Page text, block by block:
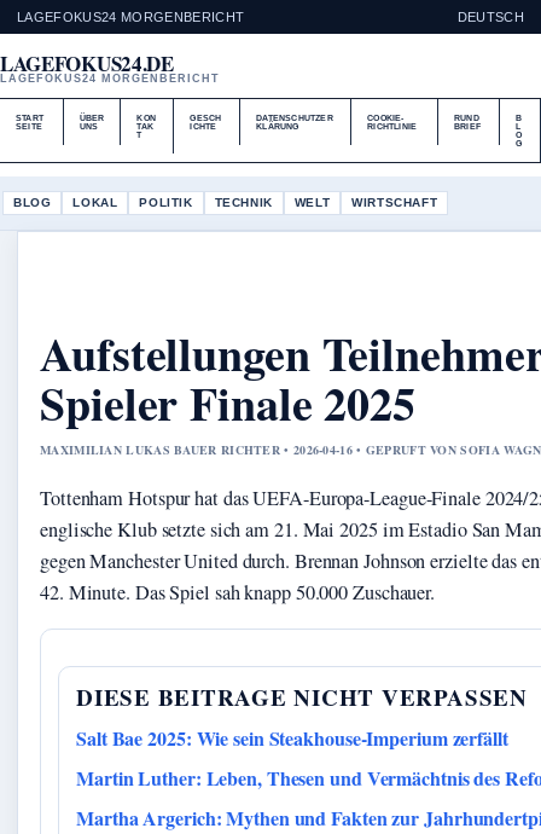
LAGEFOKUS24 MORGENBERICHT DEUTSCH
LAGEFOKUS24.DE
LAGEFOKUS24 MORGENBERICHT
START
SEITE
ÜBER
UNS
KON
TAK
T
GESCH
ICHTE
DATENSCHUTZER
KLÄRUNG
COOKIE-
RICHTLINIE
RUND
BRIEF
B
O
G
BLOG LOKAL POLITIK TECHNIK WELT WIRTSCHAFT
Aufstellungen
Spieler Finale 2025
MAXIMILIAN LUKAS BAUER RICHTER • 2026-04-16 • GEPRUFT VON SOFIA
Tottenham Hotspur hat das UEFA-Europa-League-Finale 2024/
englische Klub setzte sich am 21. Mai 2025 im Estadio San
gegen Manchester United durch. Brennan Johnson erzielte das
42. Minute. Das Spiel sah knapp 50.000 Zuschauer.
DIESE BEITRAGE NICHT VERPASSEN
Salt Bae 2025: Wie sein Steakhouse-Imperium zerfällt
Martin Luther: Leben, Thesen und Vermächtnis des
Martha Argerich: Mythen und Fakten zur